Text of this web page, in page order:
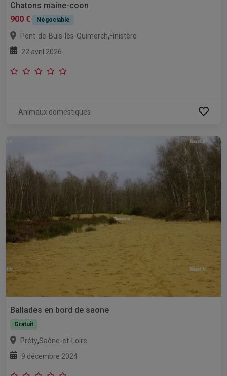
Chatons maine-coon
900 €
Négociable
Pont-de-Buis-lès-Quimerch,Finistère
22 avril 2026
Animaux domestiques
Ballades en bord de saone
Gratuit
Préty,Saône-et-Loire
9 décembre 2024